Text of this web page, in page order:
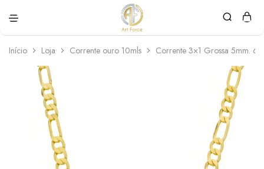
Force
personalizadas
Início Loja Corrente ouro 10mls Corrente 3×1 Grossa 5mm.